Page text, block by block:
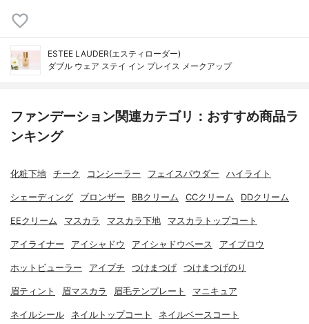
ESTEE LAUDER(エスティローダー)
ダブル ウェア ステイ イン プレイス メークアップ
ファンデーション関連カテゴリ：おすすめ商品ラ
ンキング
化粧下地 チーク コンシーラー フェイスパウダー ハイライト
シェーディング ブロンザー BBクリーム CCクリーム DDクリーム
EEクリーム マスカラ マスカラ下地 マスカラトップコート
アイライナー アイシャドウ アイシャドウベース アイブロウ
ホットビューラー アイプチ つけまつげ つけまつげのり
眉ティント 眉マスカラ 眉毛テンプレート マニキュア
ネイルシール ネイルトップコート ネイルベースコート